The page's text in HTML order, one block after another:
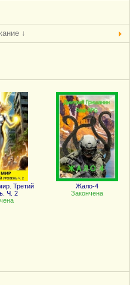
↓
Третий
Ч. 2
Жало-4
Закончена